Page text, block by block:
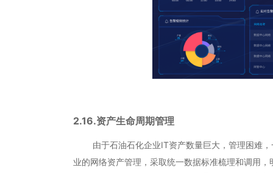
2.16.资产生命周期管理
由于石油石化企业IT资产数量巨大，管理困难，
业的网络资产管理，采取统一数据标准梳理和调用